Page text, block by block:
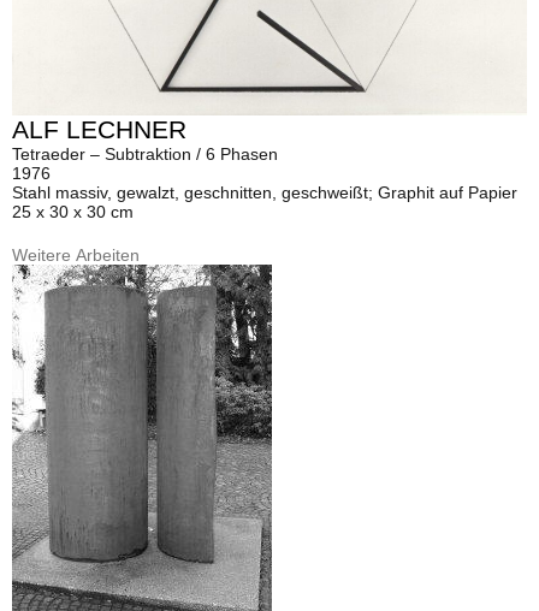
ALF LECHNER
Tetraeder – Subtraktion / 6 Phasen
1976
Stahl massiv, gewalzt, geschnitten, geschweißt; Graphit auf Papier
25 x 30 x 30 cm
Weitere Arbeiten